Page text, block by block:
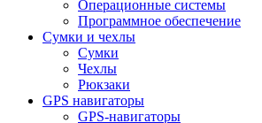
Операционные системы
Программное обеспечение
Сумки и чехлы
Сумки
Чехлы
Рюкзаки
GPS навигаторы
GPS-навигаторы